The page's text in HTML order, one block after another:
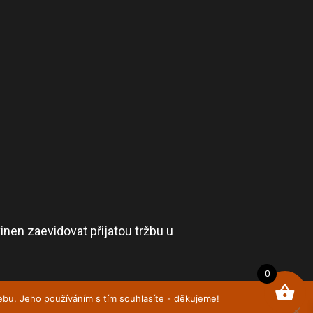
zaevidovat přijatou tržbu u
0
Jeho používáním s tím souhlasíte - děkujeme!